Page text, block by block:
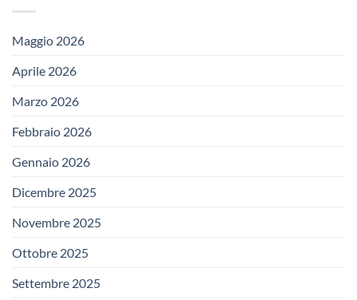
Maggio 2026
Aprile 2026
Marzo 2026
Febbraio 2026
Gennaio 2026
Dicembre 2025
Novembre 2025
Ottobre 2025
Settembre 2025